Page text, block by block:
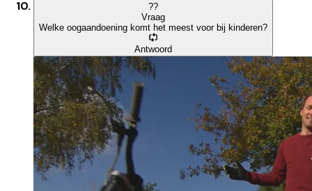
??
Vraag
Welke oogaandoening komt het meest voor bij kinderen?
Antwoord